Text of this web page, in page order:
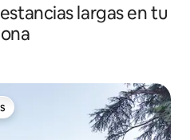
largas en tu
huéspedes